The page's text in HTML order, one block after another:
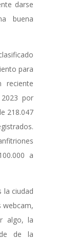
darse
buena
para
reciente
por
218.047
a
la ciudad
webcam,
algo, la
de la